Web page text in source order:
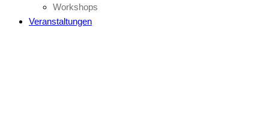
Workshops
Veranstaltungen